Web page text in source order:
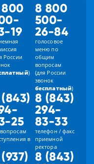
19
России
)
8 800
500-
26-84
голосовое
меню по
общим
вопросам
(для России
звонок
бесплатный)
25
в
8 (843)
294-
83-33
телефон / факс
приемной
ректора
8 (843)